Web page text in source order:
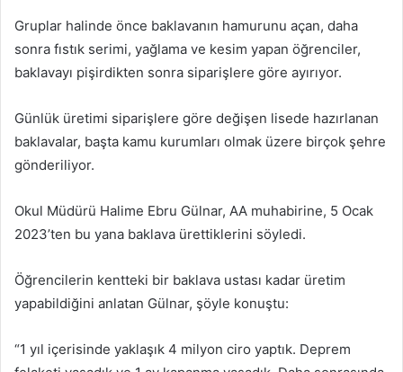
Gruplar halinde önce baklavanın hamurunu açan, daha
sonra fıstık serimi, yağlama ve kesim yapan öğrenciler,
baklavayı pişirdikten sonra siparişlere göre ayırıyor.
Günlük üretimi siparişlere göre değişen lisede hazırlanan
baklavalar, başta kamu kurumları olmak üzere birçok şehre
gönderiliyor.
Okul Müdürü Halime Ebru Gülnar, AA muhabirine, 5 Ocak
2023’ten bu yana baklava ürettiklerini söyledi.
Öğrencilerin kentteki bir baklava ustası kadar üretim
yapabildiğini anlatan Gülnar, şöyle konuştu:
“1 yıl içerisinde yaklaşık 4 milyon ciro yaptık. Deprem